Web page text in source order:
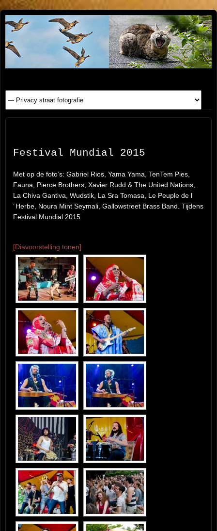
Henk
Beenen
FOTOSITE: CONCERT, STRAAT, SERIE, PEOPLE, REIS
FOTOGRAFIE
Festival Mundial 2015
Met op de foto’s: Gabriel Rios, Yama Yama, TenTem Pies,
Fauna, Pierce Brothers, Xavier Rudd & The United Nations,
La Chiva Gantiva, Wudstik, La Sra Tomasa, Le Peuple de l
´Herbe, Noura Mint Seymali, Gallowstreet Brass Band. Tijdens
Festival Mundial 2015
[Diavoorstelling tonen]